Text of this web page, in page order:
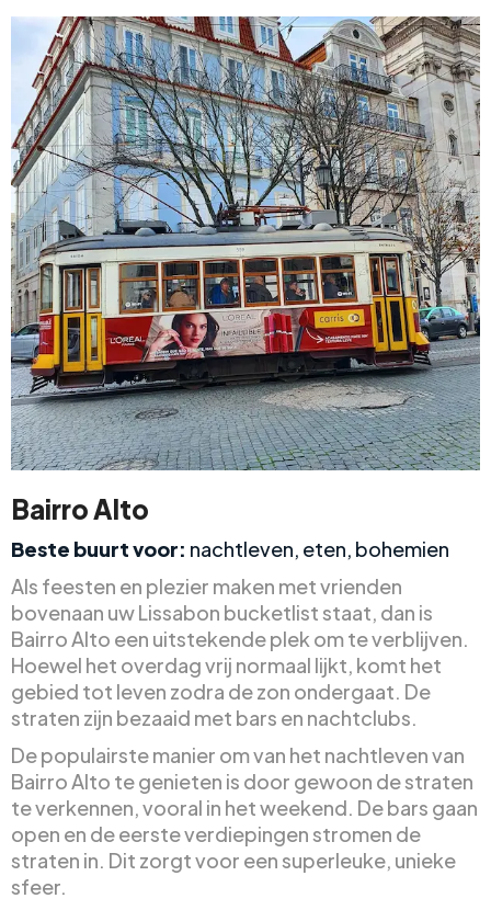
Bairro Alto
Beste buurt voor: nachtleven, eten, bohemien
Als feesten en plezier maken met vrienden
bovenaan uw Lissabon bucketlist staat, dan is
Bairro Alto een uitstekende plek om te verblijven.
Hoewel het overdag vrij normaal lijkt, komt het
gebied tot leven zodra de zon ondergaat. De
straten zijn bezaaid met bars en nachtclubs.
De populairste manier om van het nachtleven van
Bairro Alto te genieten is door gewoon de straten
te verkennen, vooral in het weekend. De bars gaan
open en de eerste verdiepingen stromen de
straten in. Dit zorgt voor een superleuke, unieke
sfeer.